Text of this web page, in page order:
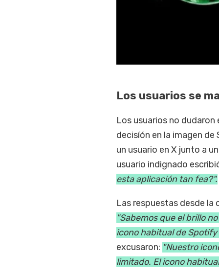
Los usuarios se
Los usuarios no dudaron
decisíón en la imagen
un usuario en X junto a
usuario indignado
esta aplicación tan fea?".
Las respuestas desde
"Sabemos que el brillo
icono habitual de
excusaron: "Nuestro
limitado. El icono